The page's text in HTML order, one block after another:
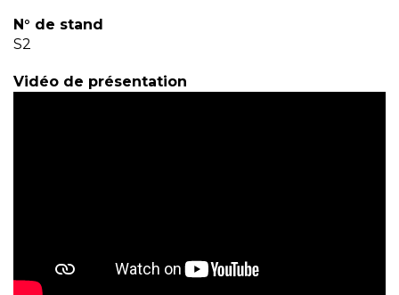
N° de stand
S2
Vidéo de présentation